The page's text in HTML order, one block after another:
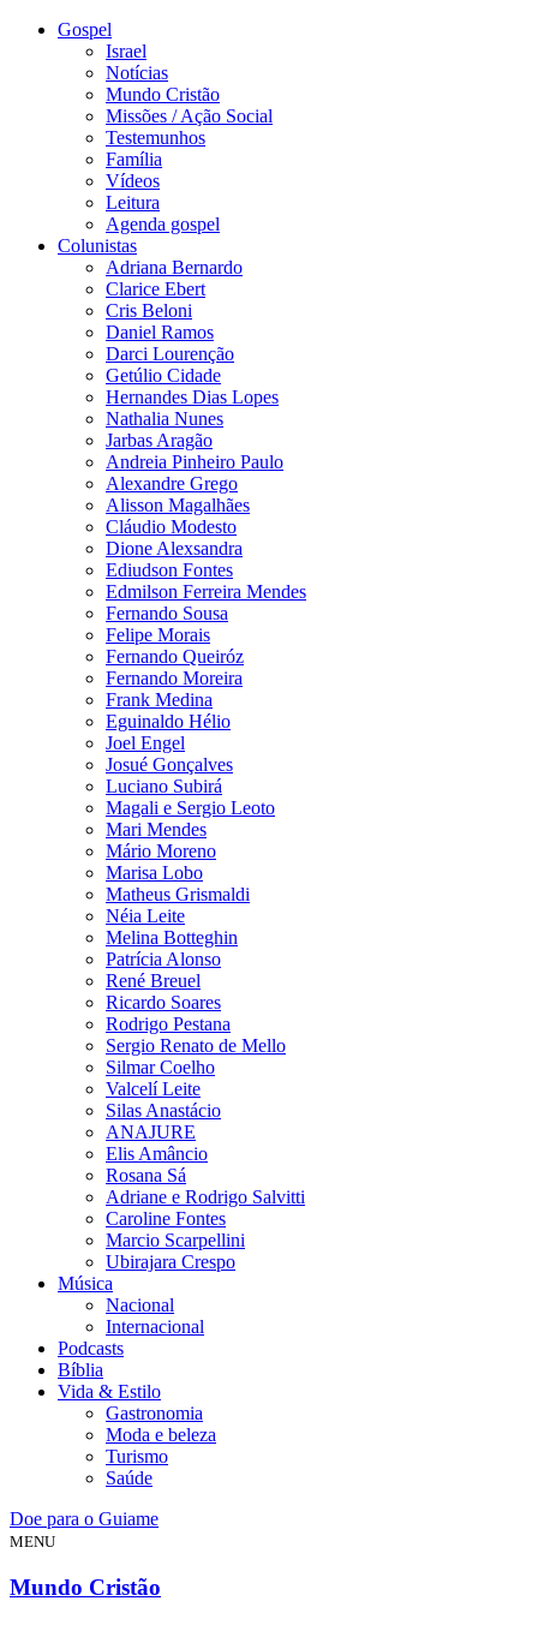
Gospel
Israel
Notícias
Mundo Cristão
Missões / Ação Social
Testemunhos
Família
Vídeos
Leitura
Agenda gospel
Colunistas
Adriana Bernardo
Clarice Ebert
Cris Beloni
Daniel Ramos
Darci Lourenção
Getúlio Cidade
Hernandes Dias Lopes
Nathalia Nunes
Jarbas Aragão
Andreia Pinheiro Paulo
Alexandre Grego
Alisson Magalhães
Cláudio Modesto
Dione Alexsandra
Ediudson Fontes
Edmilson Ferreira Mendes
Fernando Sousa
Felipe Morais
Fernando Queiróz
Fernando Moreira
Frank Medina
Eguinaldo Hélio
Joel Engel
Josué Gonçalves
Luciano Subirá
Magali e Sergio Leoto
Mari Mendes
Mário Moreno
Marisa Lobo
Matheus Grismaldi
Néia Leite
Melina Botteghin
Patrícia Alonso
René Breuel
Ricardo Soares
Rodrigo Pestana
Sergio Renato de Mello
Silmar Coelho
Valcelí Leite
Silas Anastácio
ANAJURE
Elis Amâncio
Rosana Sá
Adriane e Rodrigo Salvitti
Caroline Fontes
Marcio Scarpellini
Ubirajara Crespo
Música
Nacional
Internacional
Podcasts
Bíblia
Vida & Estilo
Gastronomia
Moda e beleza
Turismo
Saúde
Doe para o Guiame
MENU
Mundo Cristão